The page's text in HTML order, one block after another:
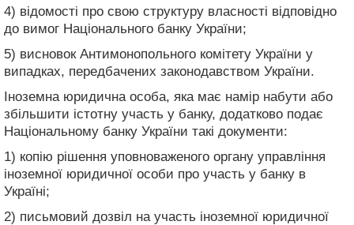
4) відомості про свою структуру власності відповідно
до вимог Національного банку України;
5) висновок Антимонопольного комітету України у
випадках, передбачених законодавством України.
Іноземна юридична особа, яка має намір набути або
збільшити істотну участь у банку, додатково подає
Національному банку України такі документи:
1) копію рішення уповноваженого органу управління
іноземної юридичної особи про участь у банку в
Україні;
2) письмовий дозвіл на участь іноземної юридичної